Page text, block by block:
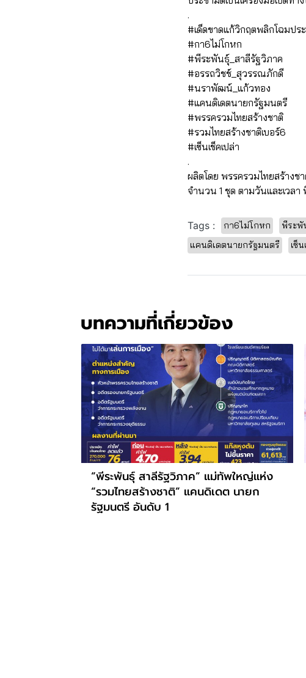
.
#เด็ดขาดแก้วิกฤตพลิกโฉมประ
#กา6ไม่โกหก
#พีระพันธุ์_สาลีรัฐวิภาค
#อรรถวิชช์_สุวรรณภักดี
#นราพัฒน์_แก้วทอง
#แคนดิเดตนายกรัฐมนตรี
#พรรครวมไทยสร้างชาติ
#รวมไทยสร้างชาติเบอร์6
#เซ็นเช็คเปล่า
.
ผลิตโดย พรรครวมไทยสร้าง
จำนวน 1 ชุด ตามวันและเวลา
Tags : กา6ไม่โกหก พีระพั
แคนดิเดตนายกรัฐมนตรี
เซ็
บทความที่เกี่ยวข้อง
“พีระพันธุ์ สาลีรัฐวิภาค” แม่ทัพใหญ่แห่ง
“รวมไทยสร้างชาติ” แคนดิเดต นายก
รัฐมนตรี อันดับ 1